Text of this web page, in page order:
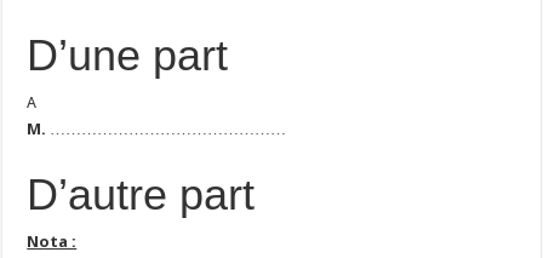
D’une part
A
M. ………………………………………
D’autre part
Nota :